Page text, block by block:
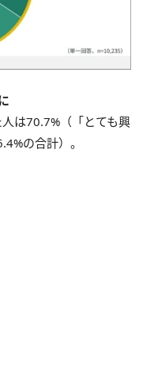
は70.7%（「とても興
の合計）。